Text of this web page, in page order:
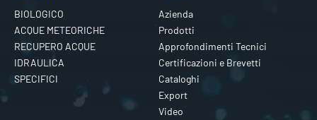
BIOLOGICO
ACQUE METEORICHE
RECUPERO ACQUE
IDRAULICA
SPECIFICI
Azienda
Prodotti
Approfondimenti Tecnici
Certificazioni e Brevetti
Cataloghi
Export
Video